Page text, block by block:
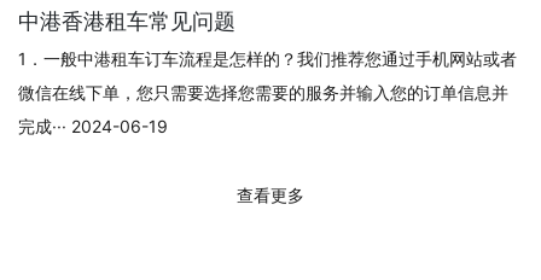
中港香港租车常见问题
1．一般中港租车订车流程是怎样的？我们推荐您通过手机网站或者
微信在线下单，您只需要选择您需要的服务并输入您的订单信息并
完成··· 2024-06-19
查看更多